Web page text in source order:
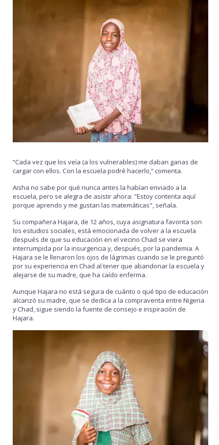
“Cada vez que los veía (a los vulnerables) me daban ganas de
cargar con ellos. Con la escuela podré hacerlo ,” comenta.
Aisha no sabe por qué nunca antes la habían enviado a la
escuela, pero se alegra de asistir ahora: "Estoy contenta aquí
porque aprendo y me gustan las matemáticas", señala.
Su compañera Hajara, de 12 años, cuya asignatura favorita son
los estudios sociales, está emocionada de volver a la escuela
después de que su educación en el vecino Chad se viera
interrumpida por la insurgencia y, después, por la pandemia. A
Hajara se le llenaron los ojos de lágrimas cuando se le preguntó
por su experiencia en Chad al tener que abandonar la escuela y
alejarse de su madre, que ha caído enferma.
Aunque Hajara no está segura de cuánto o qué tipo de educación
alcanzó su madre, que se dedica a la compraventa entre Nigeria
y Chad, sigue siendo la fuente de consejo e inspiración de
Hajara.